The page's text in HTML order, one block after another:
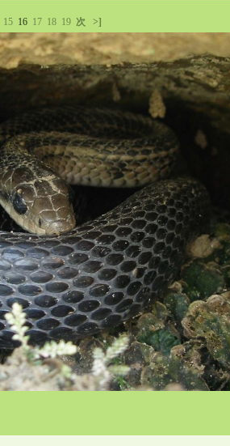
15 16 17 18 19 次 >]